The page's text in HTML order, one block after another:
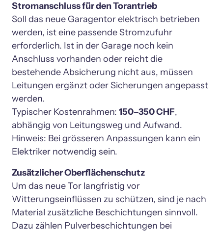
Stromanschluss für den Torantrieb
Soll das neue Garagentor elektrisch betrieben
werden, ist eine passende Stromzufuhr
erforderlich. Ist in der Garage noch kein
Anschluss vorhanden oder reicht die
bestehende Absicherung nicht aus, müssen
Leitungen ergänzt oder Sicherungen angepasst
werden.
Typischer Kostenrahmen: 150–350 CHF,
abhängig von Leitungsweg und Aufwand.
Hinweis: Bei grösseren Anpassungen kann ein
Elektriker notwendig sein.
Zusätzlicher Oberflächenschutz
Um das neue Tor langfristig vor
Witterungseinflüssen zu schützen, sind je nach
Material zusätzliche Beschichtungen sinnvoll.
Dazu zählen Pulverbeschichtungen bei